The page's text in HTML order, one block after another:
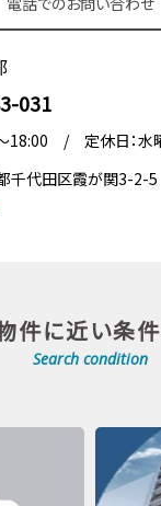
031
18:00 / 定休日：水
千代田区霞が関3-2-
件に近い条
Search condition